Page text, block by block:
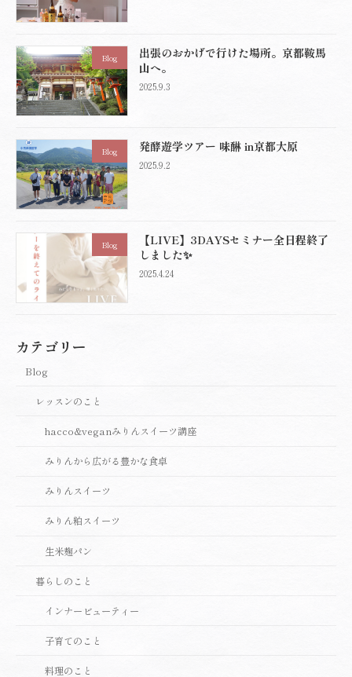
Blog
出張のおかげで行けた場所。京都鞍馬
山へ。
2025.9.3
Blog 発酵遊学ツアー 味醂 in京都大原
2025.9.2
Blog
【LIVE】3DAYSセミナー全日程終了
しました✨
2025.4.24
カテゴリー
Blog
レッスンのこと
hacco&veganみりんスイーツ講座
みりんから広がる豊かな食卓
みりんスイーツ
みりん粕スイーツ
生米麹パン
暮らしのこと
インナービューティー
子育てのこと
料理のこと